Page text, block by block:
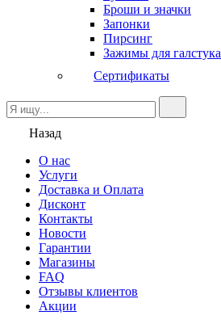
Броши и значки
Запонки
Пирсинг
Зажимы для галстука
Сертификаты
Назад
О нас
Услуги
Доставка и Оплата
Дисконт
Контакты
Новости
Гарантии
Магазины
FAQ
Отзывы клиентов
Акции